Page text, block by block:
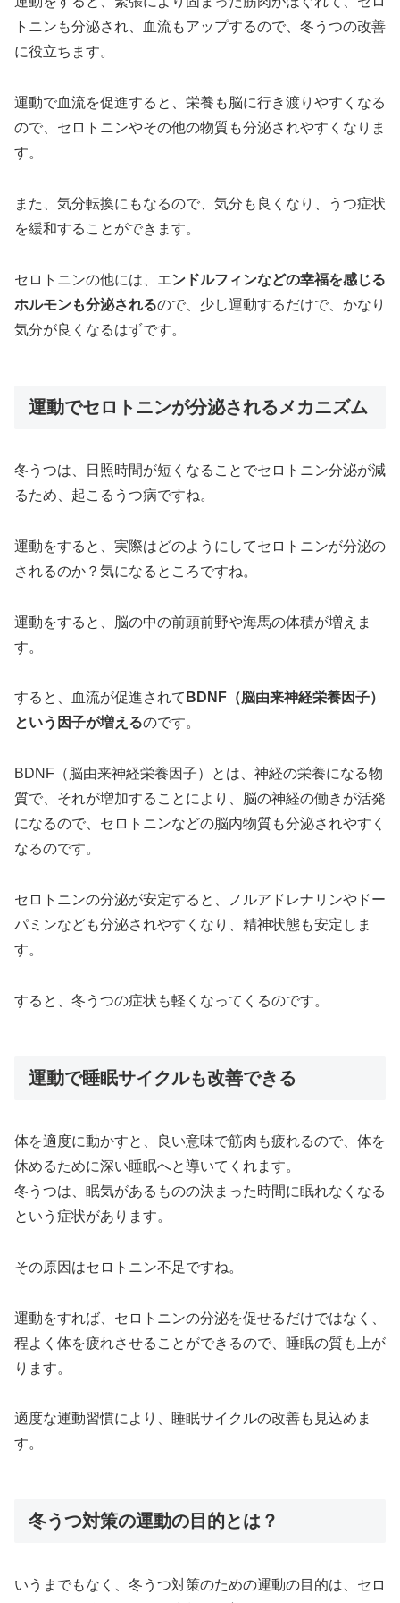
トニンも分泌され、血流もアップするので、冬うつの改善
に役立ちます。
運動で血流を促進すると、栄養も脳に行き渡りやすくなる
ので、セロトニンやその他の物質も分泌されやすくなりま
す。
また、気分転換にもなるので、気分も良くなり、うつ症状
を緩和することができます。
セロトニンの他には、エンドルフィンなどの幸福を感じる
ホルモンも分泌されるので、少し運動するだけで、かなり
気分が良くなるはずです。
運動でセロトニンが分泌されるメカニズム
冬うつは、日照時間が短くなることでセロトニン分泌が減
るため、起こるうつ病ですね。
運動をすると、実際はどのようにしてセロトニンが分泌の
されるのか？気になるところですね。
運動をすると、脳の中の前頭前野や海馬の体積が増えま
す。
すると、血流が促進されて BDNF（脳由来神経栄養因子）
という因子が増えるのです。
BDNF（脳由来神経栄養因子）とは、神経の栄養になる物
質で、それが増加することにより、脳の神経の働きが活発
になるので、セロトニンなどの脳内物質も分泌されやすく
なるのです。
セロトニンの分泌が安定すると、ノルアドレナリンやドー
パミンなども分泌されやすくなり、精神状態も安定しま
す。
すると、冬うつの症状も軽くなってくるのです。
運動で睡眠サイクルも改善できる
体を適度に動かすと、良い意味で筋肉も疲れるので、体を
休めるために深い睡眠へと導いてくれます。
冬うつは、眠気があるものの決まった時間に眠れなくなる
という症状があります。
その原因はセロトニン不足ですね。
運動をすれば、セロトニンの分泌を促せるだけではなく、
程よく体を疲れさせることができるので、睡眠の質も上が
ります。
適度な運動習慣により、睡眠サイクルの改善も見込めま
す。
冬うつ対策の運動の目的とは？
いうまでもなく、冬うつ対策のための運動の目的は、セロ